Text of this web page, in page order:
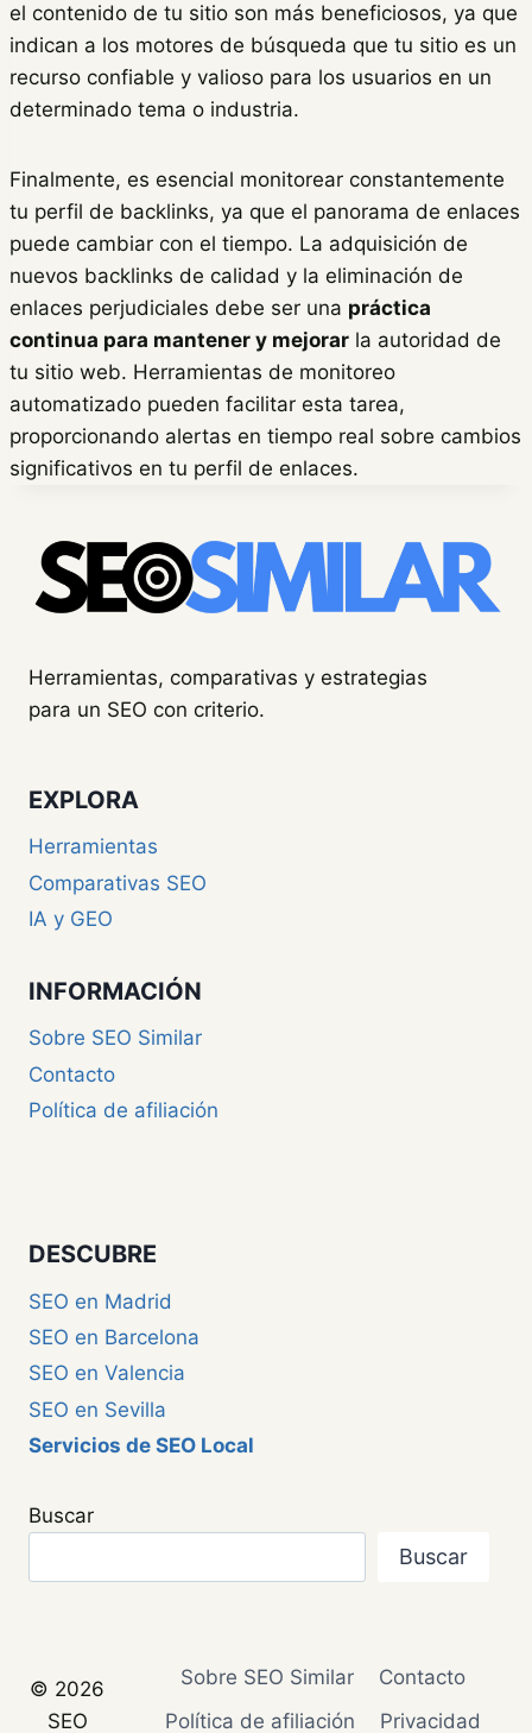
el contenido de tu sitio son más beneficiosos, ya que
indican a los motores de búsqueda que tu sitio es un
recurso confiable y valioso para los usuarios en un
determinado tema o industria.
Finalmente, es esencial monitorear constantemente
tu perfil de backlinks, ya que el panorama de enlaces
puede cambiar con el tiempo. La adquisición de
nuevos backlinks de calidad y la eliminación de
enlaces perjudiciales debe ser una práctica
continua para mantener y mejorar la autoridad de
tu sitio web. Herramientas de monitoreo
automatizado pueden facilitar esta tarea,
proporcionando alertas en tiempo real sobre cambios
significativos en tu perfil de enlaces.
Herramientas, comparativas y estrategias
para un SEO con criterio.
EXPLORA
Herramientas
Comparativas SEO
IA y GEO
INFORMACIÓN
Sobre SEO Similar
Contacto
Política de afiliación
DESCUBRE
SEO en Madrid
SEO en Barcelona
SEO en Valencia
SEO en Sevilla
Servicios de SEO Local
Buscar
Buscar
© 2026
SEO
Sobre SEO Similar
Contacto
Política de afiliación
Privacidad